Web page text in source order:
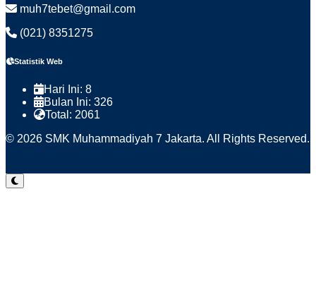
muh7tebet@gmail.com
(021) 8351275
Statistik Web
Hari Ini: 8
Bulan Ini: 326
Total: 2061
© 2026 SMK Muhammadiyah 7 Jakarta. All Rights Reserved.